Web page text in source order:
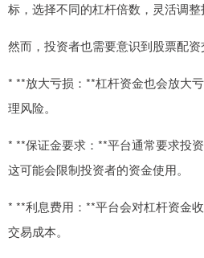
标，选择不同的杠杆倍数，灵活调整
然而，投资者也需要意识到股票配资
* **放大亏损：**杠杆资金也会放大
理风险。
* **保证金要求：**平台通常要求投
这可能会限制投资者的资金使用。
* **利息费用：**平台会对杠杆资金
交易成本。